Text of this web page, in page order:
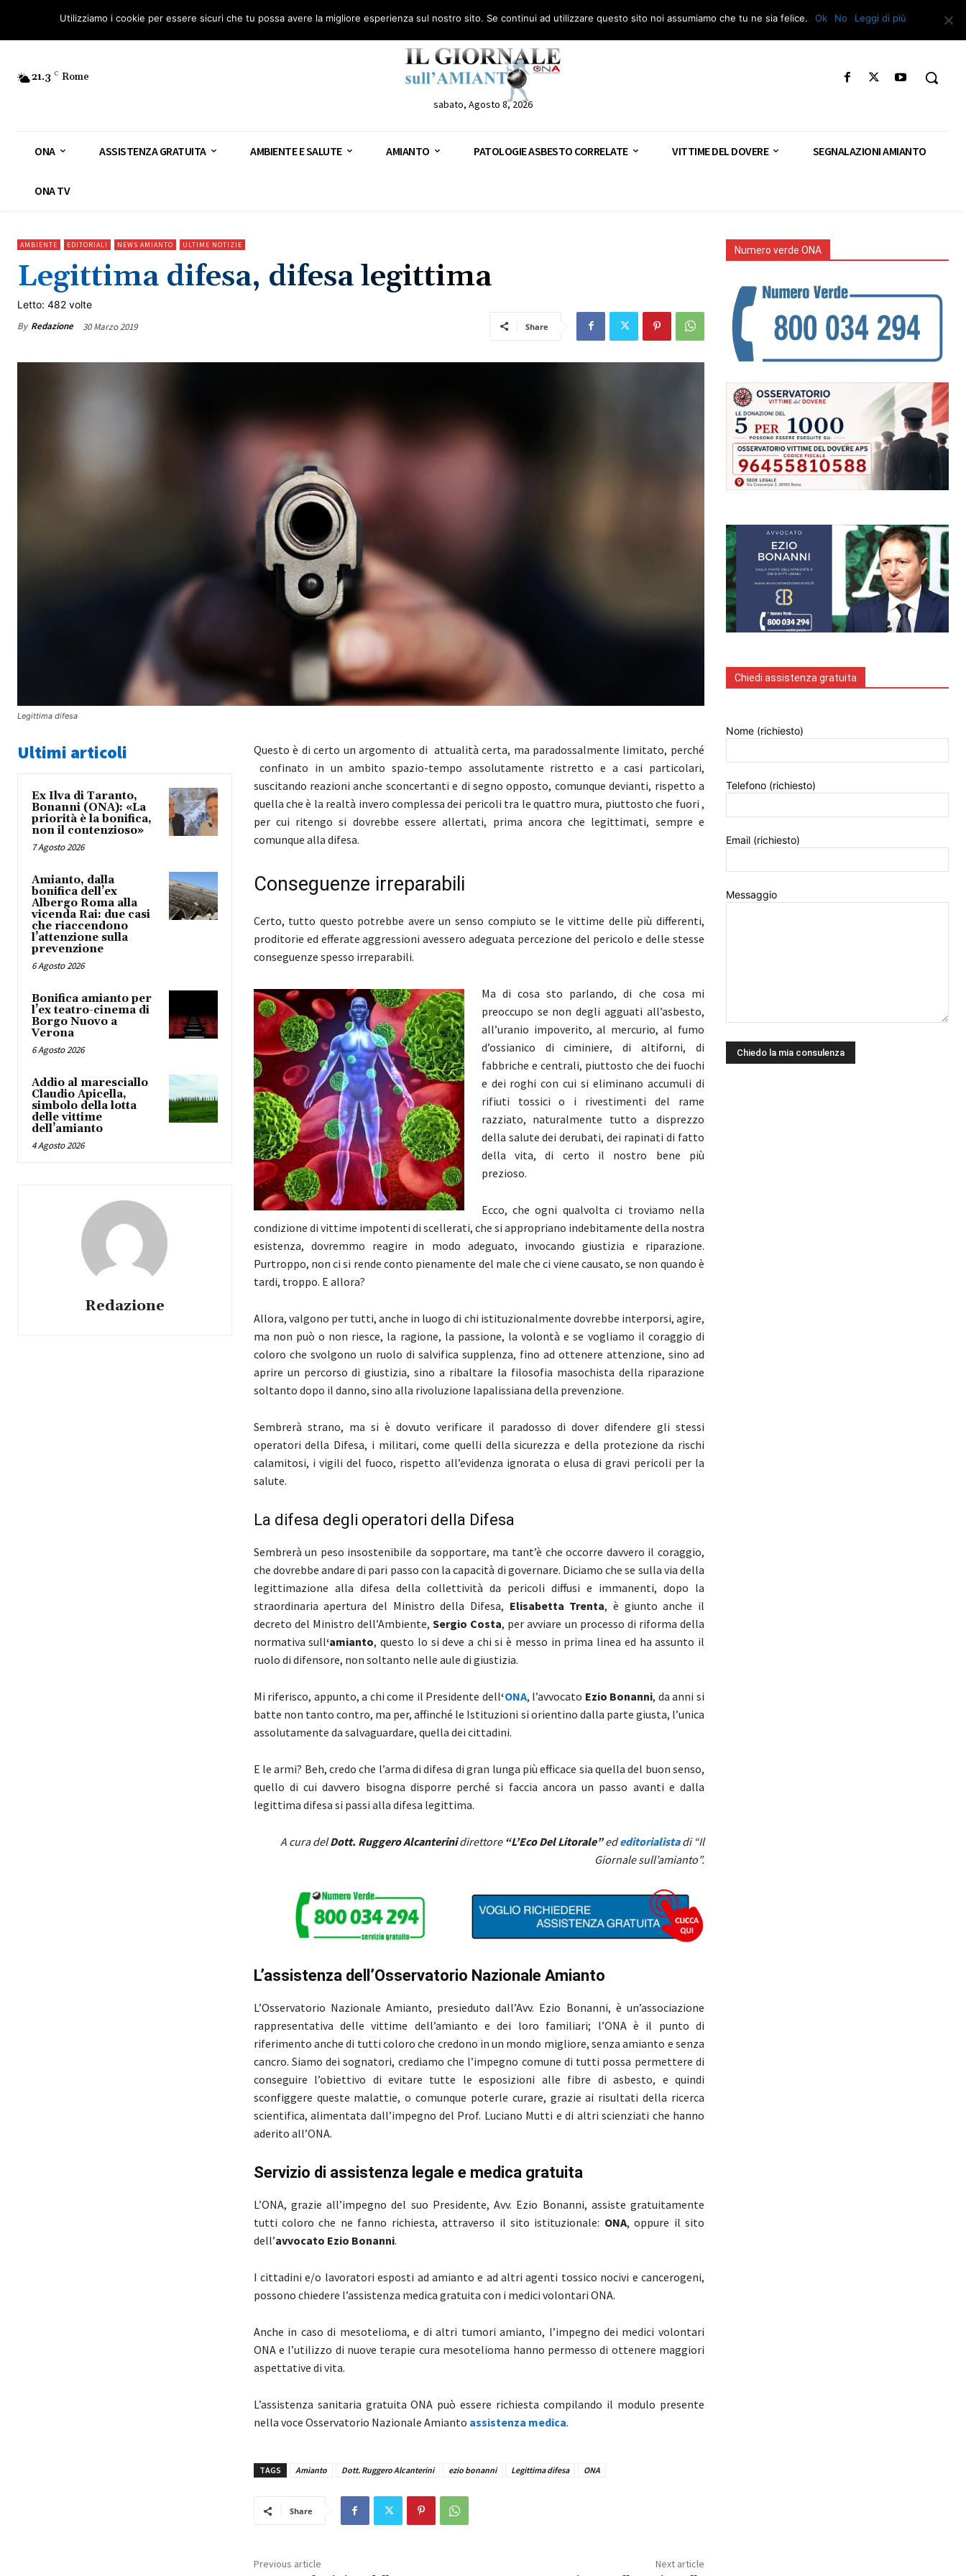
Osservatorio Nazionale Amianto: aderisci Diventa Guardia Nazionale Amianto – AGN Consulenza legale gratuita: civile, penale e lavoro Segnala – AGN Segnala – Repac
21.3 C Rome
sabato, Agosto 8, 2026
ONA ASSISTENZA GRATUITA AMBIENTE E SALUTE AMIANTO PATOLOGIE ASBESTO CORRELATE VITTIME DEL DOVERE SEGNALAZIONI AMIANTO
ONA TV
AMBIENTE EDITORIALI NEWS AMIANTO ULTIME NOTIZIE
Legittima difesa, difesa legittima
Letto: 482 volte
By Redazione 30 Marzo 2019 Share
Legittima difesa
Ultimi articoli
Ex Ilva di Taranto,
Bonanni (ONA): «La
priorità è la bonifica,
non il contenzioso»
7 Agosto 2026
Amianto, dalla
bonifica dell’ex
Albergo Roma alla
vicenda Rai: due casi
che riaccendono
l’attenzione sulla
prevenzione
6 Agosto 2026
Bonifica amianto per
l’ex teatro-cinema di
Borgo Nuovo a
Verona
6 Agosto 2026
Addio al maresciallo
Claudio Apicella,
simbolo della lotta
delle vittime
dell’amianto
4 Agosto 2026
Redazione
Questo è di certo un argomento di attualità certa, ma paradossalmente limitato, perché
confinato in un ambito spazio-tempo assolutamente ristretto e a casi particolari,
suscitando reazioni anche sconcertanti e di segno opposto, comunque devianti, rispetto a
quella che è la realtà invero complessa dei pericoli tra le quattro mura, piuttosto che fuori ,
per cui ritengo si dovrebbe essere allertati, prima ancora che legittimati, sempre e
comunque alla difesa.
Conseguenze irreparabili
Certo, tutto questo potrebbe avere un senso compiuto se le vittime delle più differenti,
proditorie ed efferate aggressioni avessero adeguata percezione del pericolo e delle stesse
conseguenze spesso irreparabili.
Ma di cosa sto parlando, di che cosa mi
preoccupo se non degli agguati all’asbesto,
all’uranio impoverito, al mercurio, al fumo
d’ossianico di ciminiere, di altiforni, di
fabbriche e centrali, piuttosto che dei fuochi
e dei roghi con cui si eliminano accumuli di
rifiuti tossici o i rivestimenti del rame
razziato, naturalmente tutto a disprezzo
della salute dei derubati, dei rapinati di fatto
della vita, di certo il nostro bene più
prezioso.
Ecco, che ogni qualvolta ci troviamo nella
condizione di vittime impotenti di scellerati, che si appropriano indebitamente della nostra
esistenza, dovremmo reagire in modo adeguato, invocando giustizia e riparazione.
Purtroppo, non ci si rende conto pienamente del male che ci viene causato, se non quando è
tardi, troppo. E allora?
Allora, valgono per tutti, anche in luogo di chi istituzionalmente dovrebbe interporsi, agire,
ma non può o non riesce, la ragione, la passione, la volontà e se vogliamo il coraggio di
coloro che svolgono un ruolo di salvifica supplenza, fino ad ottenere attenzione, sino ad
aprire un percorso di giustizia, sino a ribaltare la filosofia masochista della riparazione
soltanto dopo il danno, sino alla rivoluzione lapalissiana della prevenzione.
Sembrerà strano, ma si è dovuto verificare il paradosso di dover difendere gli stessi
operatori della Difesa, i militari, come quelli della sicurezza e della protezione da rischi
calamitosi, i vigili del fuoco, rispetto all’evidenza ignorata o elusa di gravi pericoli per la
salute.
La difesa degli operatori della Difesa
Sembrerà un peso insostenibile da sopportare, ma tant’è che occorre davvero il coraggio,
che dovrebbe andare di pari passo con la capacità di governare. Diciamo che se sulla via della
legittimazione alla difesa della collettività da pericoli diffusi e immanenti, dopo la
straordinaria apertura del Ministro della Difesa, Elisabetta Trenta, è giunto anche il
decreto del Ministro dell’Ambiente,Sergio Costa, per avviare un processo di riforma della
normativa sull‘amianto, questo lo si deve a chi si è messo in prima linea ed ha assunto il
ruolo di difensore, non soltanto nelle aule di giustizia.
Mi riferisco, appunto, a chi come il Presidente dell‘ONA, l’avvocato Ezio Bonanni, da anni si
batte non tanto contro, ma per, affinché le Istituzioni si orientino dalla parte giusta, l’unica
assolutamente da salvaguardare, quella dei cittadini.
E le armi? Beh, credo che l’arma di difesa di gran lunga più efficace sia quella del buon senso,
quello di cui davvero bisogna disporre perché si faccia ancora un passo avanti e dalla
legittima difesa si passi alla difesa legittima.
A cura delDott. Ruggero Alcanterinidirettore “L’Eco Del Litorale”ed editorialistadi “Il
Giornale sull’amianto”.
L’assistenza dell’Osservatorio Nazionale Amianto
L’Osservatorio Nazionale Amianto, presieduto dall’Avv. Ezio Bonanni, è un’associazione
rappresentativa delle vittime dell’amianto e dei loro familiari; l’ONA è il punto di
riferimento anche di tutti coloro che credono in un mondo migliore, senza amianto e senza
cancro. Siamo dei sognatori, crediamo che l’impegno comune di tutti possa permettere di
conseguire l’obiettivo di evitare tutte le esposizioni alle fibre di asbesto, e quindi
sconfiggere queste malattie, o comunque poterle curare, grazie ai risultati della ricerca
scientifica, alimentata dall’impegno del Prof. Luciano Mutti e di altri scienziati che hanno
aderito all’ONA.
Servizio di assistenza legale e medica gratuita
L’ONA, grazie all’impegno del suo Presidente, Avv. Ezio Bonanni, assiste gratuitamente
tutti coloro che ne fanno richiesta, attraverso il sito istituzionale: ONA, oppure il sito
dell’avvocato Ezio Bonanni.
I cittadini e/o lavoratori esposti ad amianto e ad altri agenti tossico nocivi e cancerogeni,
possono chiedere l’assistenza medica gratuita con i medici volontari ONA.
Anche in caso di mesotelioma, e di altri tumori amianto, l’impegno dei medici volontari
ONA e l’utilizzo di nuove terapie cura mesotelioma hanno permesso di ottenere maggiori
aspettative di vita.
L’assistenza sanitaria gratuita ONA può essere richiesta compilando il modulo presente
nella voce Osservatorio Nazionale Amianto assistenza medica.
TAGS Amianto Dott. Ruggero Alcanterini ezio bonanni Legittima difesa ONA
Share
Previous article Next article
Numero verde ONA
Chiedi assistenza gratuita
Nome (richiesto)
Telefono (richiesto)
Email (richiesto)
Messaggio
Utilizziamo i cookie per essere sicuri che tu possa avere la migliore esperienza sul nostro sito. Se continui ad utilizzare questo sito noi assumiamo che tu ne sia felice. Ok No Leggi di più